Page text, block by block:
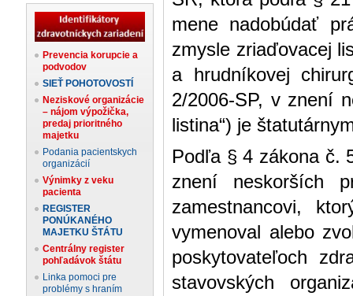
Prevencia korupcie a
podvodov
SIEŤ POHOTOVOSTÍ
Neziskové organizácie
– nájom výpožička,
predaj prioritného
majetku
Podania pacientskych
organizácií
Výnimky z veku
pacienta
REGISTER
PONÚKANÉHO
MAJETKU ŠTÁTU
Centrálny register
pohľadávok štátu
Linka pomoci pre
problémy s hraním
mene nadobúdať
zmysle zriaďovacej
a hrudníkovej
2/2006-SP, v znení
listina“) je
Podľa § 4 zákona č.
znení neskorších
zamestnancovi,
vymenoval alebo
poskytovateľoch
stavovských